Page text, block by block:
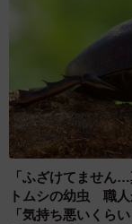
「ふざけてません
トムシの幼虫 職
「気持ち悪いくらい